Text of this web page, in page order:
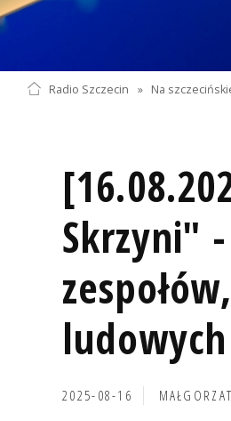
Radio Szczecin » Na
Skrzyni"
ludowych
2025-08-16